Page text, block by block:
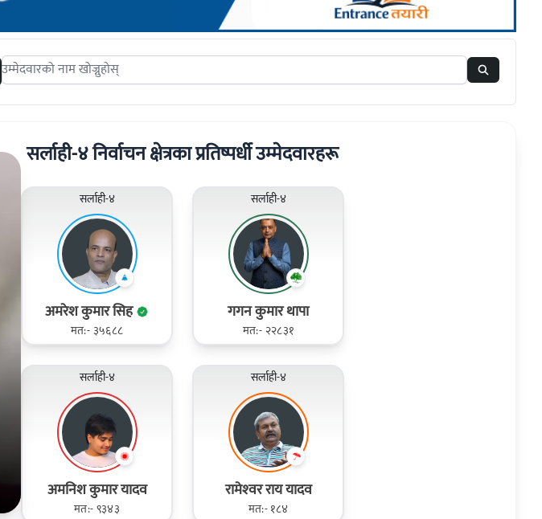
Search candidates
सर्लाही-४ निर्वाचन क्षेत्रका प्रतिष्पर्धी उम्मेदवारहरू
सर्लाही-४
अमरेश कुमार सिह
मत:- ३५६८८
सर्लाही-४
गगन कुमार थापा
मत:- २२८३१
सर्लाही-४
अमनिश कुमार यादव
मत:- ९३४३
सर्लाही-४
रामेश्‍वर राय यादव
मत:- १८४